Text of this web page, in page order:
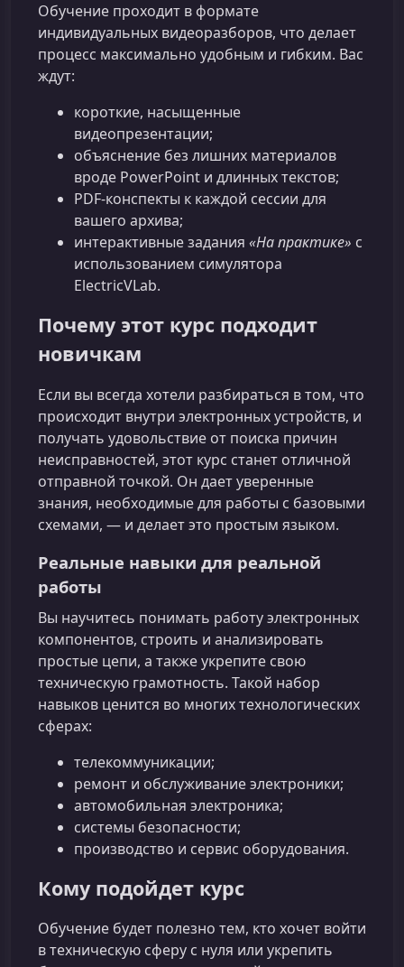
Обучение проходит в формате
индивидуальных видеоразборов, что делает
процесс максимально удобным и гибким. Вас
ждут:
короткие, насыщенные
видеопрезентации;
объяснение без лишних материалов
вроде PowerPoint и длинных текстов;
PDF-конспекты к каждой сессии для
вашего архива;
интерактивные задания «На практике» с
использованием симулятора
ElectricVLab.
Почему этот курс подходит
новичкам
Если вы всегда хотели разбираться в том, что
происходит внутри электронных устройств, и
получать удовольствие от поиска причин
неисправностей, этот курс станет отличной
отправной точкой. Он дает уверенные
знания, необходимые для работы с базовыми
схемами, — и делает это простым языком.
Реальные навыки для реальной
работы
Вы научитесь понимать работу электронных
компонентов, строить и анализировать
простые цепи, а также укрепите свою
техническую грамотность. Такой набор
навыков ценится во многих технологических
сферах:
телекоммуникации;
ремонт и обслуживание электроники;
автомобильная электроника;
системы безопасности;
производство и сервис оборудования.
Кому подойдет курс
Обучение будет полезно тем, кто хочет войти
в техническую сферу с нуля или укрепить